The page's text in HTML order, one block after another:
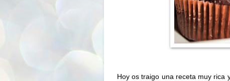
Hoy os traigo una receta muy rica